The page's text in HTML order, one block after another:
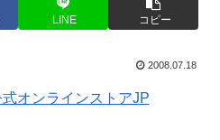
LINE コピー
2008.07.18